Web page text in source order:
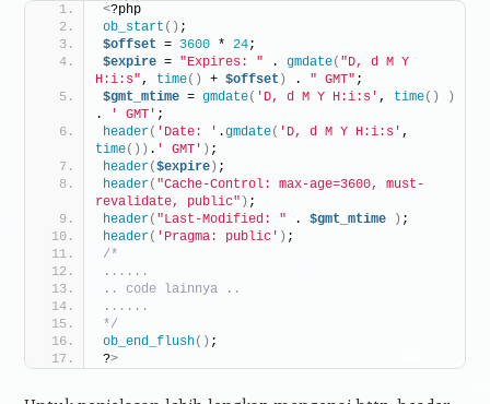
<?php
ob_start () ;
$offset = 3600 * 24;
$expire = "Expires: " . gmdate( "D, d M Y
H:i:s" , time() + $offset ) . " GMT" ;
$gmt_mtime = gmdate( 'D, d M Y H:i:s' , time()
)
.
' GMT' ;
header( 'Date: ' .gmdate( 'D, d M Y H:i:s'
time()) . ' GMT' ) ;
header($expire) ;
header( "Cache-Control: max-age=3600, must-
revalidate, public" ) ;
header( "Last-Modified: " . $gmt_mtime ) ;
header( 'Pragma: public' ) ;
/*
......
.. code lainnya ..
......
*/
ob_end_flush() ;
?>